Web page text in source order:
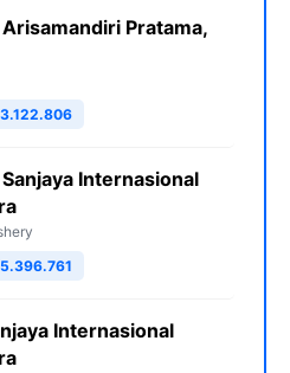
Pratama,
Internasional
Internasional